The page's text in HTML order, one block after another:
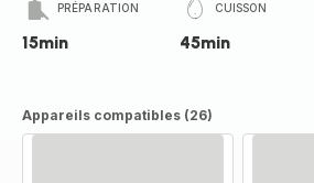
PRÉPARATION
15min
CUISSON
45min
Appareils compatibles (26)